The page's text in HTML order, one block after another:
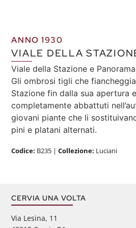
ANNO 1930
VIALE DELLA
Viale della Stazione e
Gli ombrosi tigli che
Stazione fin dalla sua apertura
completamente abbattuti
giovani piante che li
pini e platani alternati.
Codice: B235 |Collezione: Luciani
CERVIA UNA VOLTA
Via Lesina, 11